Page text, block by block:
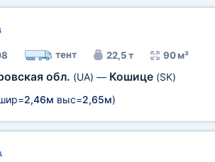
тент 22,5 т 90 м³
обл. (UA) — Кошице (SK)
2,46м выс=2,65м)